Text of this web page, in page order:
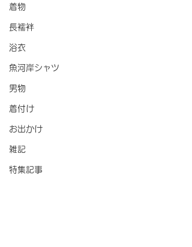
着物
長襦袢
浴衣
魚河岸シャツ
男物
着付け
お出かけ
雑記
特集記事